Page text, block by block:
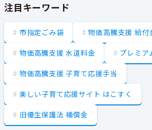
注目キーワード
市指定ごみ袋 物価高騰支援 給付
物価高騰支援 水道料金 プレミア
物価高騰支援 子育て応援手当
楽しい子育て応援サイト はこすく
旧優生保護法 補償金